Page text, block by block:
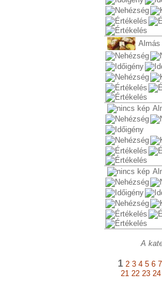
Almás
A
1 2 3 4 5 6 7
21 22 23 24